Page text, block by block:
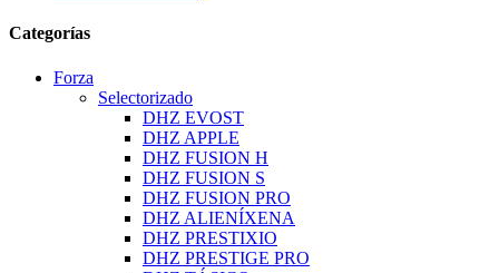
Categorías
Forza
Selectorizado
DHZ EVOST
DHZ APPLE
DHZ FUSION H
DHZ FUSION S
DHZ FUSION PRO
DHZ ALIENÍXENA
DHZ PRESTIXIO
DHZ PRESTIGE PRO